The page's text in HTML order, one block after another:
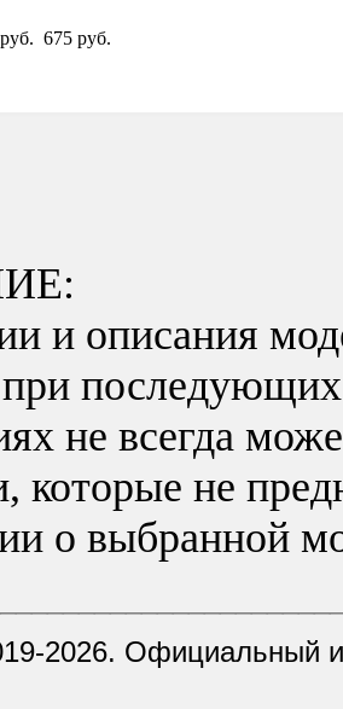
675 руб.
и описания
последующих
не всегда
которые не
о выбранной
2026. Официальный